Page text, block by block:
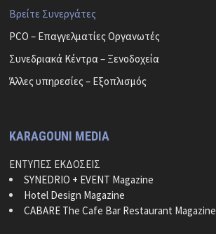
Βρείτε Συνεργάτες
PCO – Επαγγελματίες Οργανωτές
Συνεδριακά Κέντρα – Ξενοδοχεία
Άλλες υπηρεσίες – Εξοπλισμός
KARAGOUNI MEDIA
ΕΝΤΥΠΕΣ ΕΚΔΟΣΕΙΣ
SYNEDRIO + EVENT Magazine
Hotel Design Magazine
CABARE The Cafe Bar Restaurant Magazine